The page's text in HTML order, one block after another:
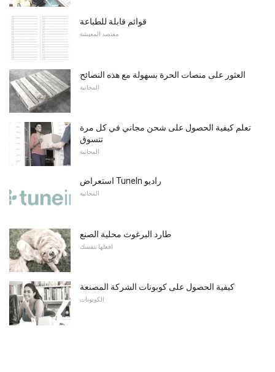
قوائم قابلة للطباعة
مقتصد المعيشة
العثور على منصات الحرة بسهولة مع هذه النصائح
المجانية
تعلم كيفية الحصول على شحن مجاني في كل مرة
تتسوق
المجانية
استعراض TuneIn راديو
المجانية
طارد البرغوث محلية الصنع
افعلها بنفسك
كيفية الحصول على كوبونات الشركة المصنعة
الكوبونات